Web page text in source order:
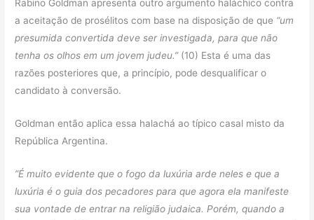
Rabino Goldman apresenta outro argumento haláchico contra
a aceitação de prosélitos com base na disposição de que “um
presumida convertida deve ser investigada, para que não
tenha os olhos em um jovem judeu.”(10) Esta é uma das
razões posteriores que, a princípio, pode desqualificar o
candidato à conversão.
Goldman então aplica essa halachá ao típico casal misto da
República Argentina.
“É muito evidente que o fogo da luxúria arde neles e que a
luxúria é o guia dos pecadores para que agora ela manifeste
sua vontade de entrar na religião judaica. Porém, quando a